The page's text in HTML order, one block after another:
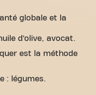
globale et la
d’olive, avocat.
est la méthode
: légumes.